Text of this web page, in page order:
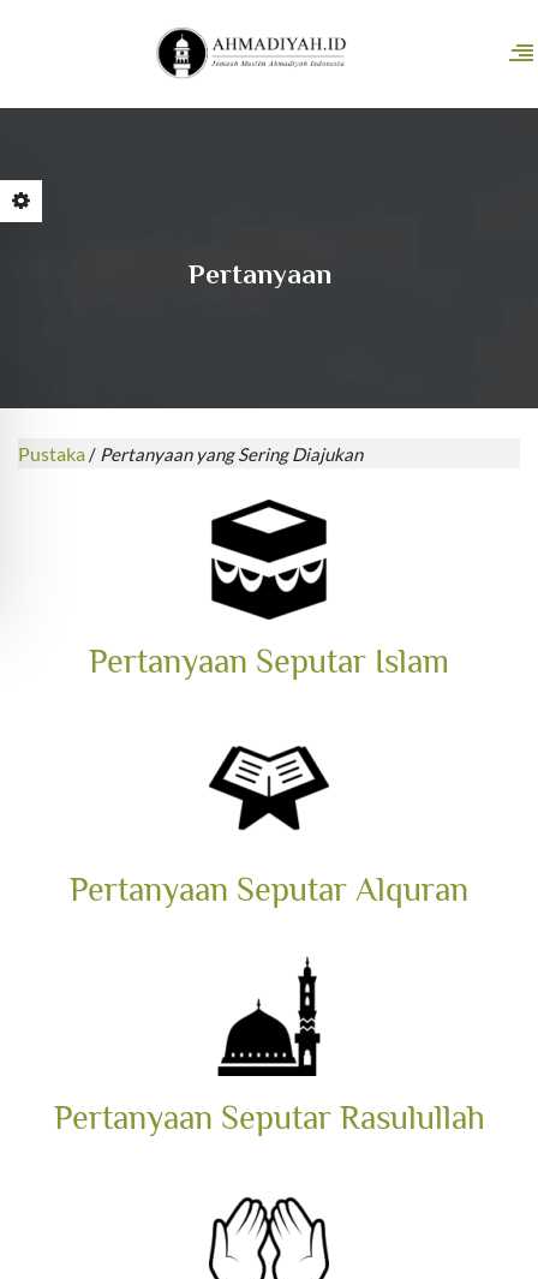
Pertanyaan
Pustaka/ Pertanyaan yang Sering Diajukan
Pertanyaan Seputar Islam
Pertanyaan Seputar Alquran
Pertanyaan Seputar Rasulullah